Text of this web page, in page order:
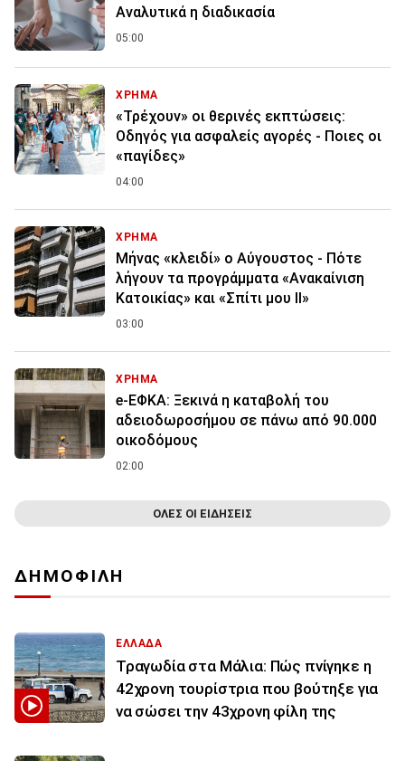
Αναλυτικά η διαδικασία
05:00
ΧΡΗΜΑ
«Τρέχουν» οι θερινές εκπτώσεις:
Οδηγός για ασφαλείς αγορές - Ποιες οι
«παγίδες»
04:00
ΧΡΗΜΑ
Μήνας «κλειδί» ο Αύγουστος - Πότε
λήγουν τα προγράμματα «Ανακαίνιση
Κατοικίας» και «Σπίτι μου ΙΙ»
03:00
ΧΡΗΜΑ
e-ΕΦΚΑ: Ξεκινά η καταβολή του
αδειοδωροσήμου σε πάνω από 90.000
οικοδόμους
02:00
ΟΛΕΣ ΟΙ ΕΙΔΗΣΕΙΣ
ΔΗΜΟΦΙΛΗ
ΕΛΛΑΔΑ
Τραγωδία στα Μάλια: Πώς πνίγηκε η
42χρονη τουρίστρια που βούτηξε για
να σώσει την 43χρονη φίλη της